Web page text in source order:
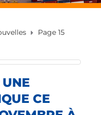
Page 15
CE